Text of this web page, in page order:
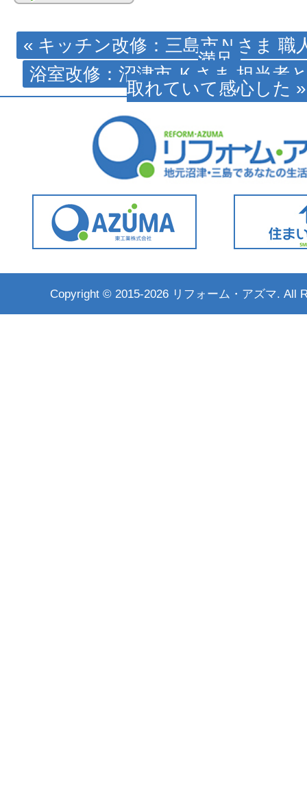
« キッチン改修：三島市Ｎさま 職
満足
浴室改修：沼津市 Ｋさま 担当者
取れていて感心した »
Copyright © 2015-2026 リフォーム・アズマ. All